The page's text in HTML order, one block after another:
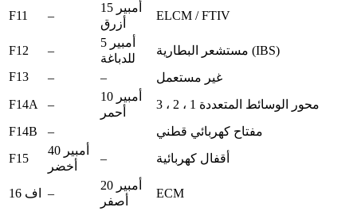
F11 –
15 أمبير
أزرق
ELCM / FTIV
F12 –
5 أمبير
للدباغة
مستشعر البطارية (IBS)
F13
– –
غير مستعمل
F14A
–
10 أمبير
أحمر
محور الوسائط المتعددة 1 ، 2 ، 3
F14B
–
مفتاح كهربائي قطني
F15
40 أمبير
أخضر
– أقفال كهربائية
اف 16 –
20 أمبير
أصفر
ECM